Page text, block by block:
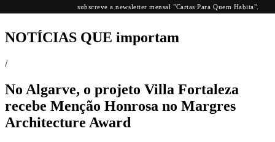
NOTÍCIAS QUE importam
/
No Algarve, o projeto Villa Fortaleza
recebe Menção Honrosa no Margres
Architecture Award
subscreve a newsletter mensal "Cartas Para Quem Habita".